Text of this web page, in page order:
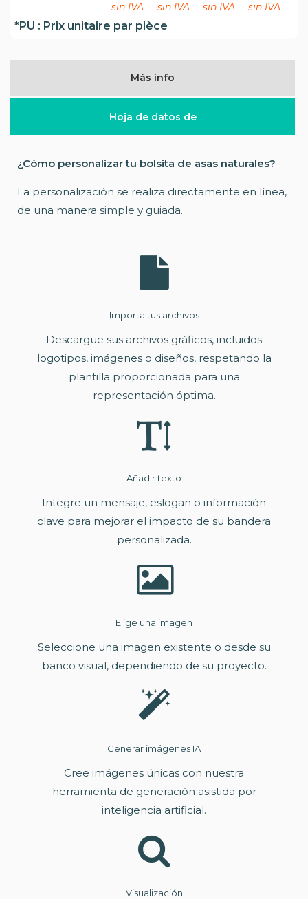
sin IVA sin IVA sin IVA sin IVA
*PU : Prix unitaire par pièce
Más info
Hoja de datos de
¿Cómo personalizar tu bolsita de asas naturales?
La personalización se realiza directamente en línea,
de una manera simple y guiada.
Importa tus archivos
Descargue sus archivos gráficos, incluidos
logotipos, imágenes o diseños, respetando la
plantilla proporcionada para una
representación óptima.
Añadir texto
Integre un mensaje, eslogan o información
clave para mejorar el impacto de su bandera
personalizada.
Elige una imagen
Seleccione una imagen existente o desde su
banco visual, dependiendo de su proyecto.
Generar imágenes IA
Cree imágenes únicas con nuestra
herramienta de generación asistida por
inteligencia artificial.
Visualización